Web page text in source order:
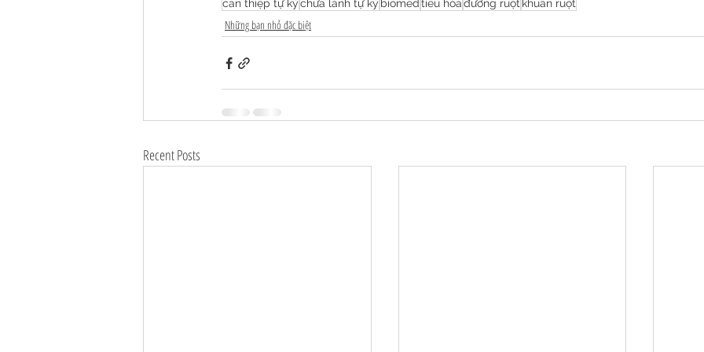
can thiệp tự kỷchữa lành tự kỷ biomedtiêu hóađường ruột khuẩn ruột
Những bạn nhỏ đặc biệt
Recent Posts